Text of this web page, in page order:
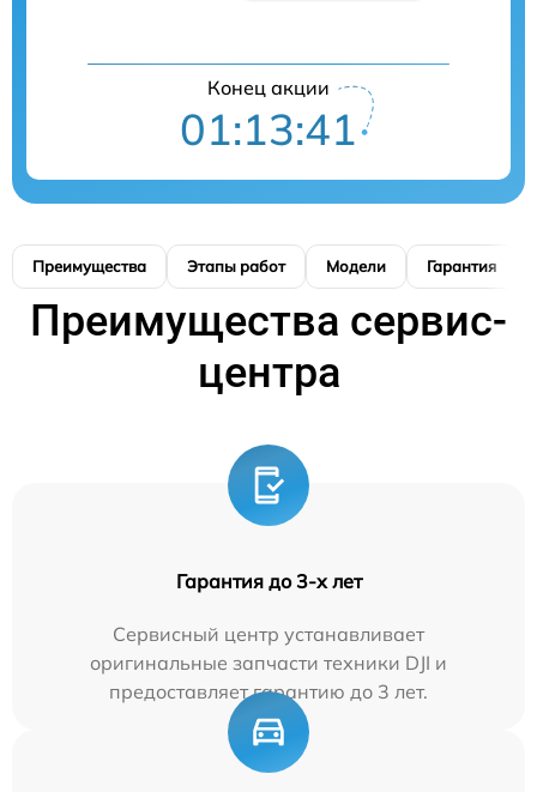
Конец акции
01:13:40
Преимущества Этапы работ Модели Гарантия
Преимущества сервис-
центра
Гарантия до 3-х лет
Сервисный центр устанавливает
оригинальные запчасти техники DJI и
предоставляет гарантию до 3 лет.